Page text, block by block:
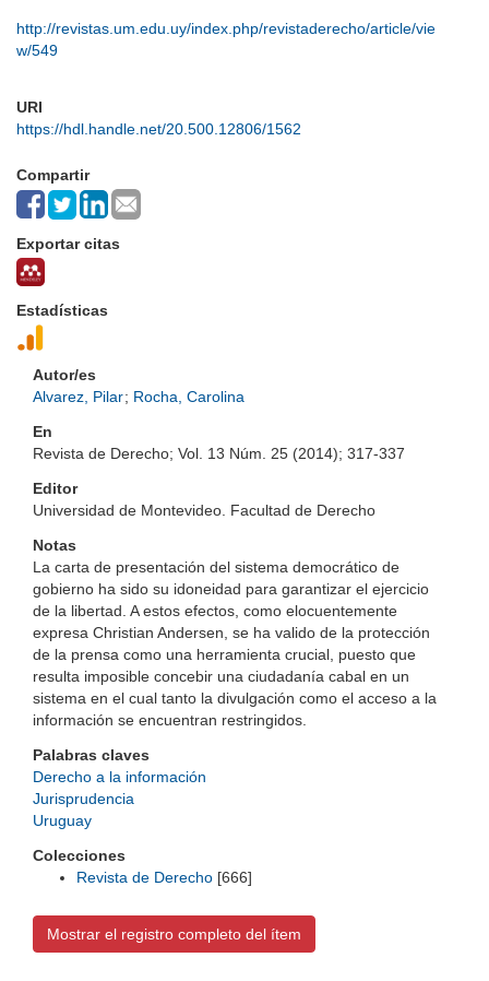
http://revistas.um.edu.uy/index.php/revistaderecho/article/vie
w/549
URI
https://hdl.handle.net/20.500.12806/1562
Compartir
Exportar citas
Estadísticas
Autor/es
Alvarez, Pilar; Rocha, Carolina
En
Revista de Derecho; Vol. 13 Núm. 25 (2014); 317-337
Editor
Universidad de Montevideo. Facultad de Derecho
Notas
La carta de presentación del sistema democrático de
gobierno ha sido su idoneidad para garantizar el ejercicio
de la libertad. A estos efectos, como elocuentemente
expresa Christian Andersen, se ha valido de la protección
de la prensa como una herramienta crucial, puesto que
resulta imposible concebir una ciudadanía cabal en un
sistema en el cual tanto la divulgación como el acceso a la
información se encuentran restringidos.
Palabras claves
Derecho a la información
Jurisprudencia
Uruguay
Colecciones
Revista de Derecho [666]
Mostrar el registro completo del ítem